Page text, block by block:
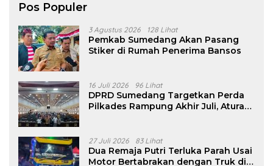
Pos Populer
3 Agustus 2026 128 Lihat
Pemkab Sumedang Akan Pasang
Stiker di Rumah Penerima Bansos
16 Juli 2026 96 Lihat
DPRD Sumedang Targetkan Perda
Pilkades Rampung Akhir Juli, Aturan
27 Juli 2026 83 Lihat
Dua Remaja Putri Terluka Parah Usai
Motor Bertabrakan dengan Truk di